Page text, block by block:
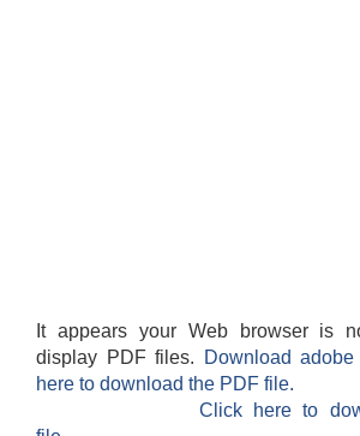
It appears your Web browser is
display PDF files.
Download
here to download the PDF file.
Click here to